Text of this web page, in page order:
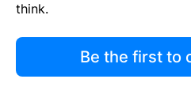
think.
Be the first to